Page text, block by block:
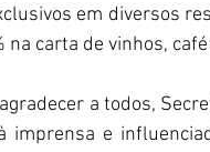
em diversos
carta de vinhos,
a todos,
imprensa e